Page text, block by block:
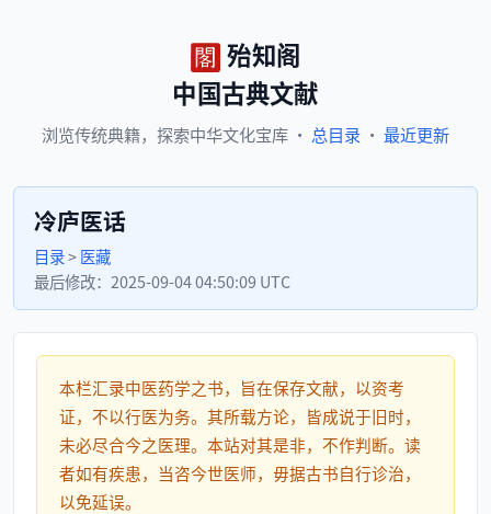
殆知阁
中国古典文献
浏览传统典籍， 探索中华文化宝库 · 总目录 · 最近更新
冷庐医话
目录>医藏
最后修改： 2025-09-04 04:50:09 UTC
本栏汇录中医药学之书，旨在保存文献，以资考
证，不以行医为务。其所载方论，皆成说于旧时，
未必尽合今之医理。本站对其是非，不作判断。读
者如有疾患，当咨今世医师，毋据古书自行诊治，
以免延误。